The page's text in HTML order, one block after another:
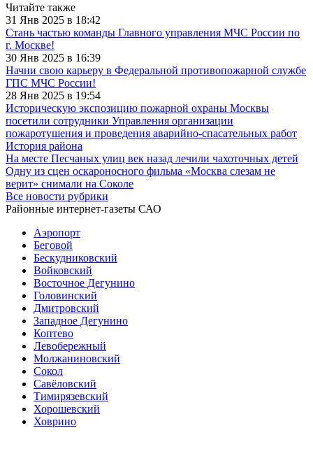
Читайте также
31 Янв 2025 в 18:42
Стань частью команды Главного управления МЧС России по
г. Москве!
30 Янв 2025 в 16:39
Начни свою карьеру в Федеральной противопожарной службе
ГПС МЧС России!
28 Янв 2025 в 19:54
Историческую экспозицию пожарной охраны Москвы
посетили сотрудники Управления организации
пожаротушения и проведения аварийно-спасательных работ
История района
На месте Песчаных улиц век назад лечили чахоточных детей
Одну из сцен оскароносного фильма «Москва слезам не
верит» снимали на Соколе
Все новости рубрики
Районные интернет-газеты САО
Аэропорт
Беговой
Бескудниковский
Войковский
Восточное Дегунино
Головинский
Дмитровский
Западное Дегунино
Коптево
Левобережный
Молжаниновский
Сокол
Савёловский
Тимирязевский
Хорошевский
Ховрино